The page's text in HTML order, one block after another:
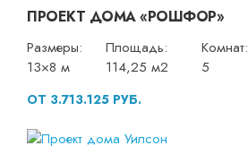
ПРОЕКТ ДОМА «РОШФОР»
Размеры:
13×8 м
Площадь:
114,25 м2
Комнат:
5
ОТ 3.713.125 РУБ.